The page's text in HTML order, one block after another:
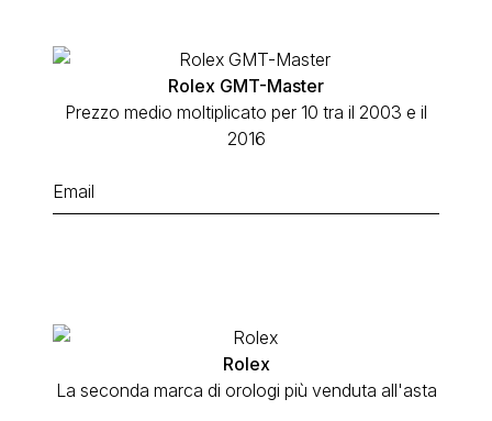
Rolex GMT-Master
Prezzo medio moltiplicato per 10 tra il 2003 e il
2016
Rolex
La seconda marca di orologi più venduta all'asta